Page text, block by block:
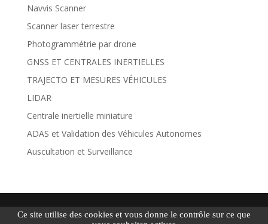
Ce site utilise des cookies et vous donne le contrôle sur ce que
Navvis Scanner
Scanner laser terrestre
Photogrammétrie par drone
GNSS ET CENTRALES INERTIELLES
TRAJECTO ET MESURES VÉHICULES
LIDAR
Centrale inertielle miniature
ADAS et Validation des Véhicules Autonomes
Auscultation et Surveillance
Création KissKissComCom |Mentions légales|